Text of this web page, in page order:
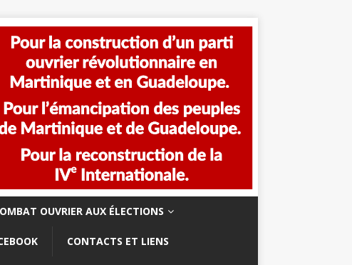
OUVRIER AUX ÉLECTIONS
CONTACTS ET LIENS